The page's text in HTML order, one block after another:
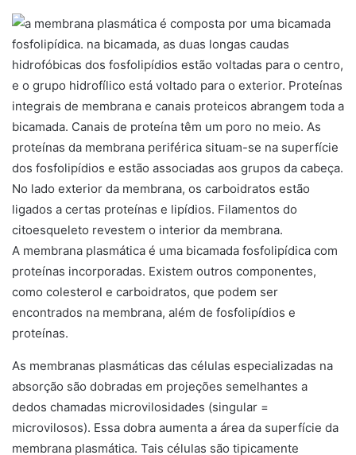
A membrana plasmática é uma bicamada fosfolipídica com
proteínas incorporadas. Existem outros componentes,
como colesterol e carboidratos, que podem ser
encontrados na membrana, além de fosfolipídios e
proteínas.
As membranas plasmáticas das células especializadas na
absorção são dobradas em projeções semelhantes a
dedos chamadas microvilosidades (singular =
microvilosos). Essa dobra aumenta a área da superfície da
membrana plasmática. Tais células são tipicamente